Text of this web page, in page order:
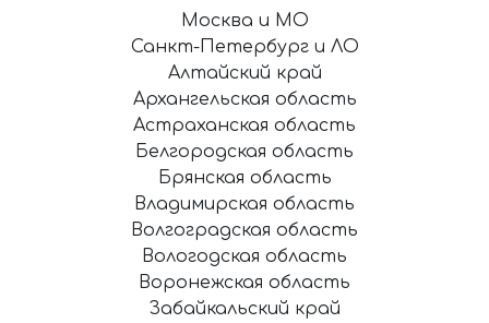
Москва и МО
Санкт-Петербург и ЛО
Алтайский край
Архангельская область
Астраханская область
Белгородская область
Брянская область
Владимирская область
Волгоградская область
Вологодская область
Воронежская область
Забайкальский край